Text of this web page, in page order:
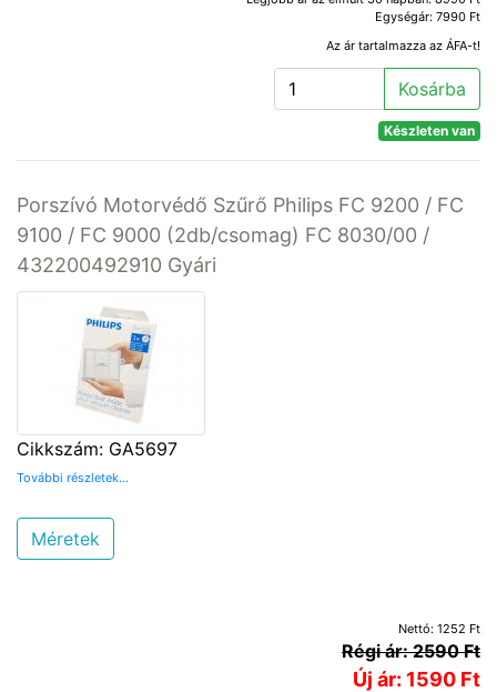
Egységár: 7990 Ft
Az ár tartalmazza az ÁFA-t!
Kosárba
Készleten van
Porszívó Motorvédő Szűrő Philips FC 9200 / FC
9100 / FC 9000 (2db/csomag) FC 8030/00 /
432200492910 Gyári
Cikkszám: GA5697
További részletek...
Méretek
Nettó: 1252 Ft
Régi ár: 2590 Ft
Új ár: 1590 Ft